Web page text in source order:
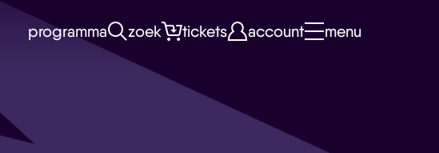
programma zoek tickets account menu